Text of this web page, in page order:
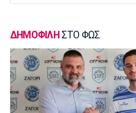
Ατζέντης Ρόντρι:
ότι απόφασή του είναι να
Μπαρτσελόνα»
07:50
Super League 1
«Η Λέφσκι Σόφιας
Ολυμπιακού για τον Ακράμ
ΔΗΜΟΦΙΛΗ ΣΤΟ ΦΩΣ